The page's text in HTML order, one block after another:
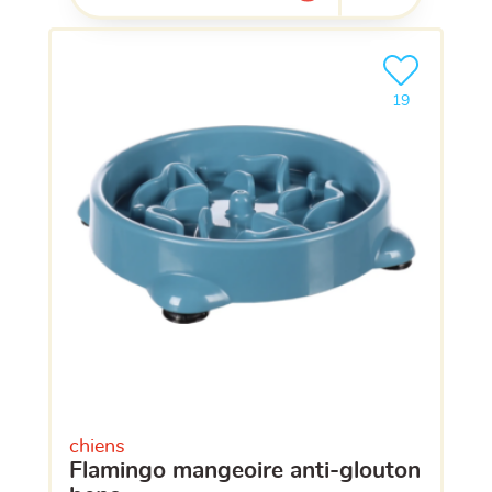
chiens
flamingo mangeoire anti-glouton
19
Ajouter le
clients ont